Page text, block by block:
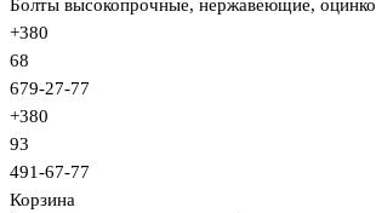
Болты высокопрочные, нержавеющие,
+380
68
679-27-77
+380
93
491-67-77
Корзина